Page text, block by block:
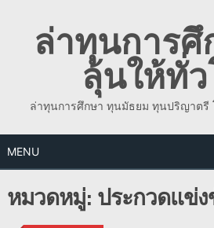
contentล่าทุนการ
ลุ้นให้ทั่
ล่าทุนการศึกษา ทุนมัธยม ทุนปริญาตรี
MENU
หมวดหมู่:ประกวดแข่